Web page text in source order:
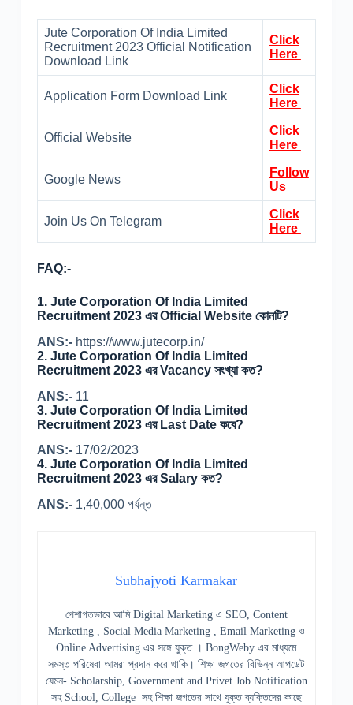
Jute Corporation Of India Limited
Recruitment 2023 Official Notification
Download Link
Click
Here
Application Form Download Link
Click
Here
Official Website
Click
Here
Google News
Follow
Us
Join Us On Telegram
Click
Here
FAQ:-
1. Jute Corporation Of India Limited
Recruitment 2023 এর Official Website কোনটি?
ANS:-https://www.jutecorp.in/
2. Jute Corporation Of India Limited
Recruitment 2023 এর Vacancy সংখ্যা কত?
ANS:-11
3. Jute Corporation Of India Limited
Recruitment 2023 এর Last Date কবে?
ANS:-17/02/2023
4. Jute Corporation Of India Limited
Recruitment 2023 এর Salary কত?
ANS:-1,40,000 পর্যন্ত
Subhajyoti Karmakar
পেশাগতভাবে আমি Digital Marketing এ SEO, Content
Marketing , Social Media Marketing , Email Marketing ও
Online Advertising এর সঙ্গে যুক্ত । BongWeby এর মাধ্যমে
সমস্ত পরিষেবা আমরা প্রদান করে থাকি। শিক্ষা জগতের বিভিন্ন আপডেট
যেমন- Scholarship, Government and Privet Job Notification
সহ School, College সহ শিক্ষা জগতের সাথে যুক্ত ব্যক্তিদের কাছে